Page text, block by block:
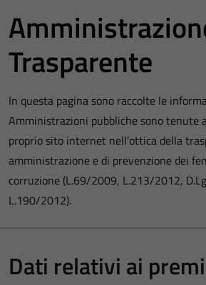
Trasparente
In questa pagina sono raccolte le
Amministrazioni pubbliche sono tenute
proprio sito internet nell’ottica della
amministrazione e di prevenzione dei
corruzione (L.69/2009, L.213/2012,
L.190/2012).
Dati relativi ai premi